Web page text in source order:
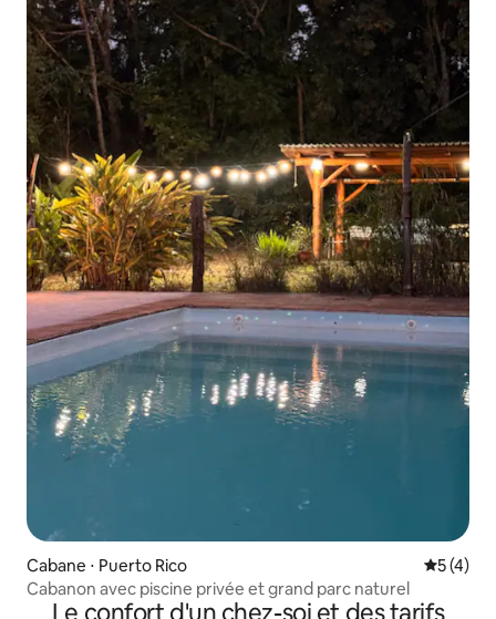
Cabane ⋅ Puerto Rico
5 (4)
Cabanon avec piscine privée et grand parc naturel